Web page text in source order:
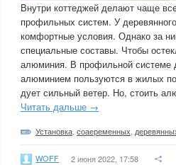
Внутри коттеджей делают чаще
профильных систем. У
комфортные условия. Однако за
специальные составы. Чтобы
алюминия. В профильной системе
алюминием пользуются в жилых
дует сильный ветер. Но, стоить
Читать дальше →
Установка соаеременных
WOFF 2 июня 2022, 17:58